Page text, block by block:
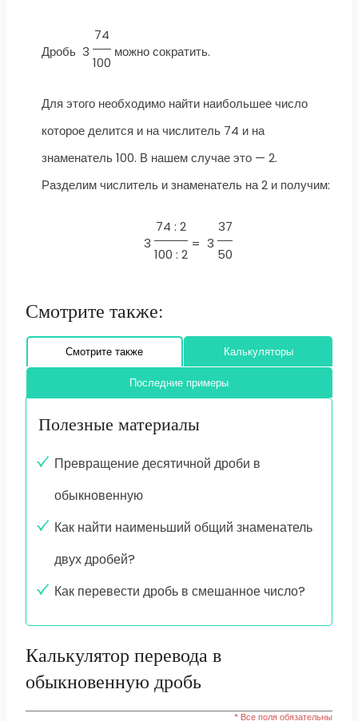
Дробь 3
74
100
можно сократить.
Для этого необходимо найти наибольшее число
которое делится и на числитель 74 и на
знаменатель 100. В нашем случае это — 2.
Разделим числитель и знаменатель на 2 и получим:
3
74 : 2
100 : 2
= 3
37
50
Смотрите также:
Смотрите также Калькуляторы
Последние примеры
Полезные материалы
Превращение десятичной дроби в
обыкновенную
Как найти наименьший общий знаменатель
двух дробей?
Как перевести дробь в смешанное число?
Калькулятор перевода в
обыкновенную дробь
* Все поля обязательны